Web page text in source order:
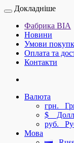
Докладніше
Фабрика ВІА
Новини
Умови
Оплата та
Контакти
Валюта
грн.
$
руб.
Мова